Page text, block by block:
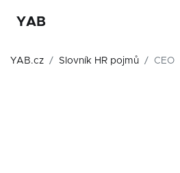
YAB
YAB.cz Slovník HR pojmů CEO